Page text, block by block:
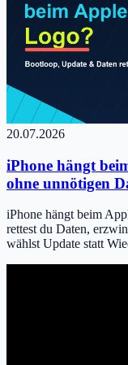
20.07.2026
iPhone hängt
ohne unnötigen
iPhone hängt beim
rettest du Daten,
wählst Update statt